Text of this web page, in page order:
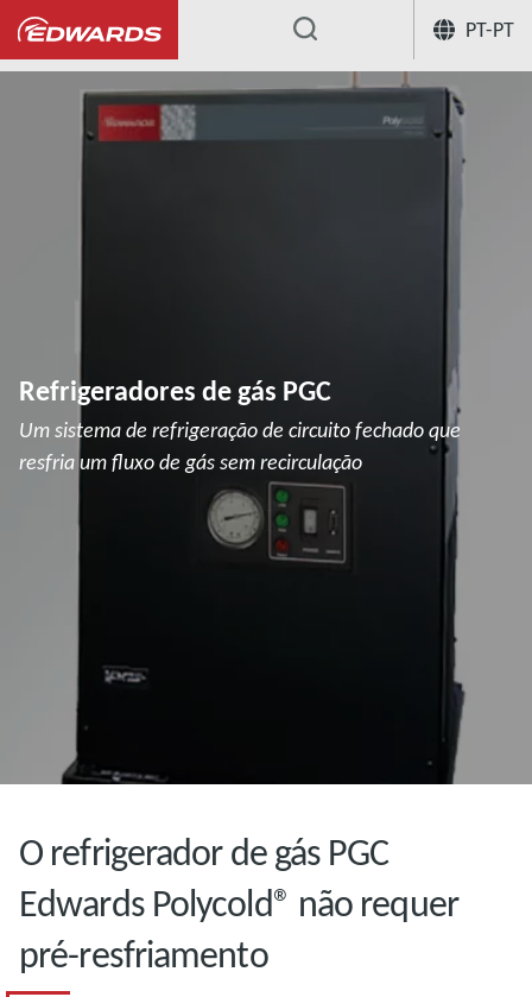
PT-PT
... Refrigeradores criogênicos
Refrigeradores de gás PGC
Um sistema de refrigeração de circuito fechado que
resfria um fluxo de gás sem recirculação
O refrigerador de gás PGC
Edwards Polycold® não requer
pré-resfriamento